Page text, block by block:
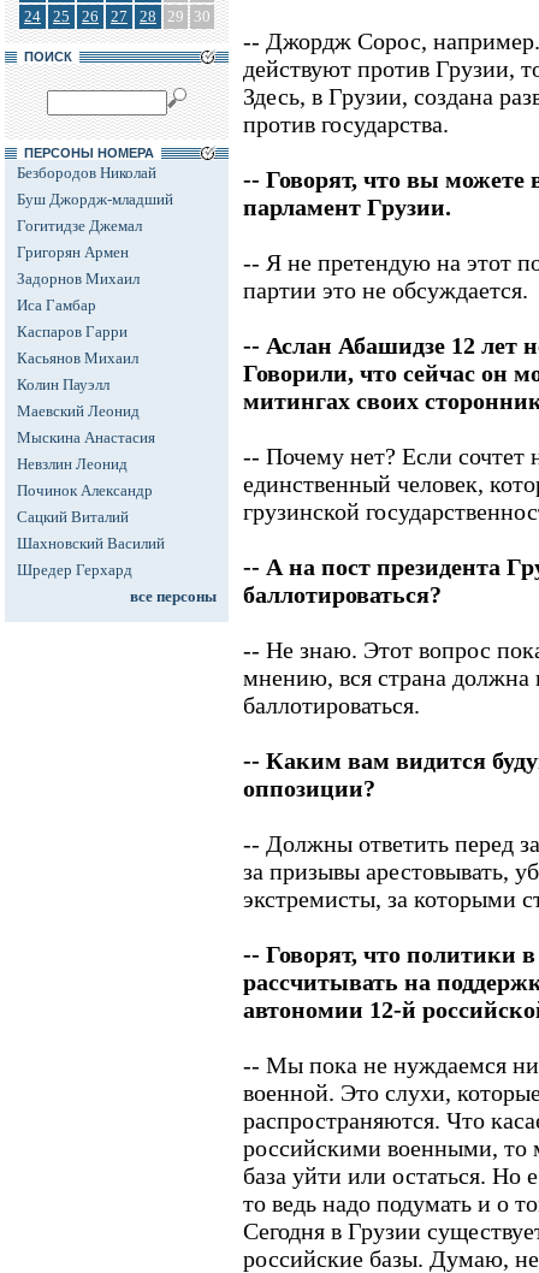
24
25 26 27 28 29 30
ПОИСК
ПЕРСОНЫ НОМЕРА
Безбородов Николай
Буш Джордж-младший
Гогитидзе Джемал
Григорян Армен
Задорнов Михаил
Иса Гамбар
Каспаров Гарри
Касьянов Михаил
Колин Пауэлл
Маевский Леонид
Мыскина Анастасия
Невзлин Леонид
Починок Александр
Сацкий Виталий
Шахновский Василий
Шредер Герхард
все персоны
-- Джордж Сорос,
действуют против Грузии,
Здесь, в Грузии, создана
против государства.
-- Говорят, что вы можете
парламент Грузии.
-- Я не претендую на этот
партии это не обсуждается.
-- Аслан Абашидзе 12 лет
Говорили, что сейчас он
митингах своих
-- Почему нет? Если
единственный человек,
грузинской
-- А на пост президента
баллотироваться?
-- Не знаю. Этот вопрос
мнению, вся страна должна
баллотироваться.
-- Каким вам видится
оппозиции?
-- Должны ответить перед
за призывы арестовывать,
экстремисты, за которыми
-- Говорят, что политики
рассчитывать на
автономии 12-й
-- Мы пока не нуждаемся ни
военной. Это слухи,
распространяются. Что
российскими военными, то
база уйти или остаться. Но
то ведь надо подумать и о
Сегодня в Грузии
российские базы. Думаю, не